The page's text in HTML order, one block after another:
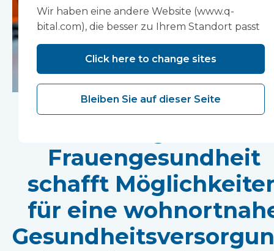
Die neue nationale
Frauengesundheit
schafft
für eine
Wir haben eine andere Website (www.q-
bital.com), die besser zu Ihrem Standort passt
Click here to change sites
Bleiben Sie auf dieser Seite